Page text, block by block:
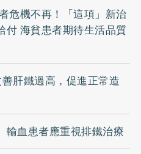
危機不再！「這項」新治
付 海貧患者期待生活品質
肝鐵過高，促進正常造
血患者應重視排鐵治療